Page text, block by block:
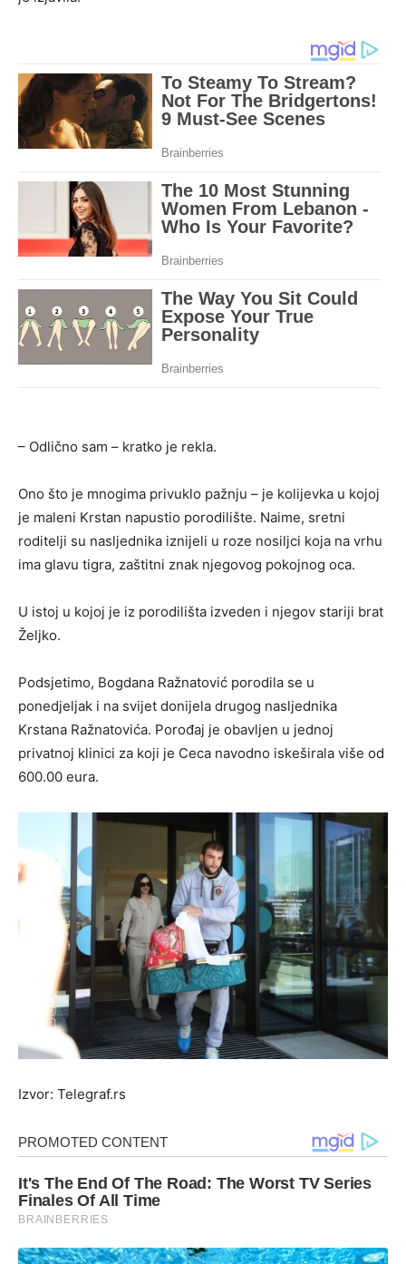
– Odlično sam – kratko je rekla.
Ono što je mnogima privuklo pažnju – je kolijevka u kojoj
je maleni Krstan napustio porodilište. Naime, sretni
roditelji su nasljednika iznijeli u roze nosiljci koja na vrhu
ima glavu tigra, zaštitni znak njegovog pokojnog oca.
U istoj u kojoj je iz porodilišta izveden i njegov stariji brat
Željko.
Podsjetimo, Bogdana Ražnatović porodila se u
ponedjeljak i na svijet donijela drugog nasljednika
Krstana Ražnatovića. Porođaj je obavljen u jednoj
privatnoj klinici za koji je Ceca navodno iskeširala više od
600.00 eura.
Izvor: Telegraf.rs